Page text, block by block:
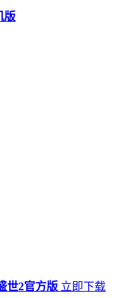
版
世2官方版 立即下载